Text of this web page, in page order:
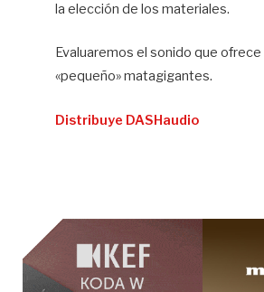
la elección de los materiales.
Evaluaremos el sonido que
«pequeño» matagigantes.
Distribuye DASHaudio